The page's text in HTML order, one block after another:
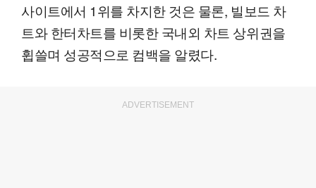
사이트에서 1위를 차지한 것은 물론, 빌보드 차
트와 한터차트를 비롯한 국내외 차트 상위권을
휩쓸며 성공적으로 컴백을 알렸다.
ADVERTISEMENT